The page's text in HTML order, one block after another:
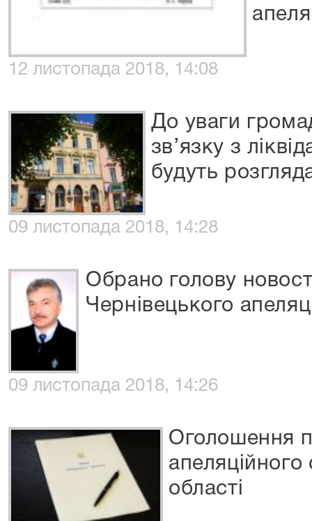
12 листопада 2018, 14:08
До уваги
зв’язку з
будуть
09 листопада 2018, 14:28
Обрано голову
Чернівецького
09 листопада 2018, 14:26
Оголошення
апеляційного
області